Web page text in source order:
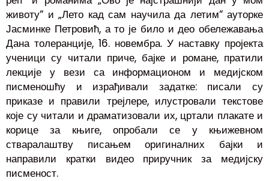
животу“ и „Лето кад сам научила да летим“ ауторке
Јасминке Петровић, а то је било и део обележавања
Дана толеранције, 16. новембра. У наставку пројекта
ученици су читали приче, бајке и романе, пратили
лекције у вези са информационом и медијском
писменошћу и израђивали задатке: писали су
приказе и правили трејлере, илустровали текстове
које су читали и драматизовали их, цртали плакате и
корице за књиге, опробали се у књижевном
стваралаштву писањем оригиналних бајки и
направили кратки видео приручник за медијску
писменост.